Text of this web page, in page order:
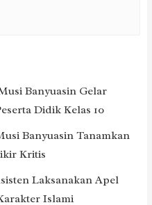
Banyuasin Gelar
Didik Kelas 10
Banyuasin Tanamkan
Kritis
Laksanakan Apel
Islami